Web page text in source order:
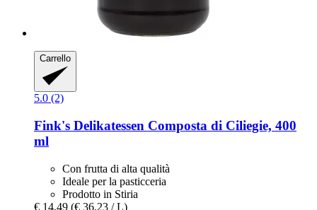
Carrello
5.0 (2)
Fink's Delikatessen Composta di Ciliegie, 400
ml
Con frutta di alta qualità
Ideale per la pasticceria
Prodotto in Stiria
€ 14,49 (€ 36,23 / L)